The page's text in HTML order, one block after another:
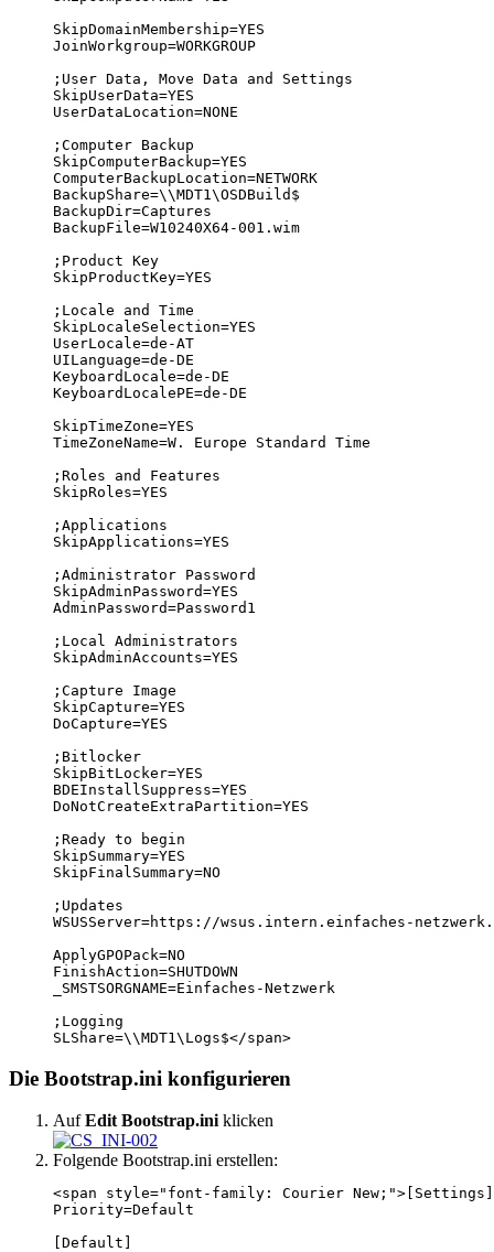
SkipDomainMembership=YES
JoinWorkgroup=WORKGROUP
;User Data, Move Data and Settings
SkipUserData=YES
UserDataLocation=NONE
;Computer Backup
SkipComputerBackup=YES
ComputerBackupLocation=NETWORK
BackupShare=\\MDT1\OSDBuild$
BackupDir=Captures
BackupFile=W10240X64-001.wim
;Product Key
SkipProductKey=YES
;Locale and Time
SkipLocaleSelection=YES
UserLocale=de-AT
UILanguage=de-DE
KeyboardLocale=de-DE
KeyboardLocalePE=de-DE
SkipTimeZone=YES
TimeZoneName=W. Europe Standard Time
;Roles and Features
SkipRoles=YES
;Applications
SkipApplications=YES
;Administrator Password
SkipAdminPassword=YES
AdminPassword=Password1
;Local Administrators
SkipAdminAccounts=YES
;Capture Image
SkipCapture=YES
DoCapture=YES
;Bitlocker
SkipBitLocker=YES
BDEInstallSuppress=YES
DoNotCreateExtraPartition=YES
;Ready to begin
SkipSummary=YES
SkipFinalSummary=NO
;Updates
WSUSServer=https://wsus.intern.einfaches-
ApplyGPOPack=NO
FinishAction=SHUTDOWN
_SMSTSORGNAME=Einfaches-Netzwerk
;Logging
SLShare=\\MDT1\Logs$</span>
Die Bootstrap.ini konfigurieren
AufEdit Bootstrap.ini klicken
Folgende Bootstrap.ini erstellen:
<span style="font-family: Courier New;">[Settings]
Priority=Default
[Default]